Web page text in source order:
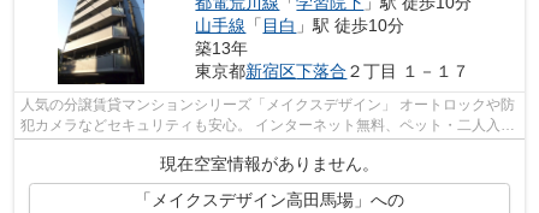
山手線 「 目白 」駅 徒歩10分
築13年
東京都新宿区下落合 ２丁目 １－１７
人気の分譲賃貸マンションシリーズ「メイクスデザイン」 オートロックや防
犯カメラなどセキュリティも安心。 インターネット無料、ペット・二人入居
相談可能
現在空室情報がありません。
「メイクスデザイン高田馬場」への